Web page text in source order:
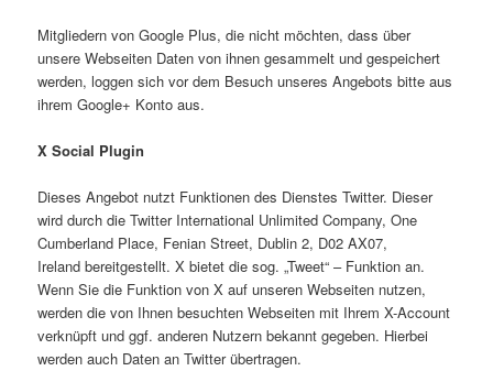
Mitgliedern von Google Plus, die nicht möchten, dass über
unsere Webseiten Daten von ihnen gesammelt und gespeichert
werden, loggen sich vor dem Besuch unseres Angebots bitte aus
ihrem Google+ Konto aus.
X Social Plugin
Dieses Angebot nutzt Funktionen des Dienstes Twitter. Dieser
wird durch die Twitter International Unlimited Company, One
Cumberland Place, Fenian Street, Dublin 2, D02 AX07,
Ireland bereitgestellt. X bietet die sog. „Tweet“ – Funktion an.
Wenn Sie die Funktion von X auf unseren Webseiten nutzen,
werden die von Ihnen besuchten Webseiten mit Ihrem X-Account
verknüpft und ggf. anderen Nutzern bekannt gegeben. Hierbei
werden auch Daten an Twitter übertragen.